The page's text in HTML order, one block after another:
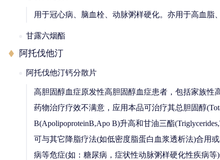
用于冠心病、脑血栓、动脉粥样硬化。亦用于高血脂
甘露六烟酯
阿托伐他汀
阿托伐他汀钙分散片
高胆固醇血症原发性高胆固醇血症患者，包括家族性
药物治疗疗效不满意，应用本品可治疗其总胆固醇
B(ApolipoproteinB,Apo B)升高和甘油三酯
可与其它降脂疗法(如低密度脂蛋白血浆透析法)合用
病等危症(如：糖尿病，症状性动脉粥样硬化性疾病